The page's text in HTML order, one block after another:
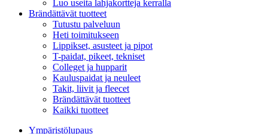
Luo useita lahjakortteja kerralla
Brändättävät tuotteet
Tutustu palveluun
Heti toimitukseen
Lippikset, asusteet ja pipot
T-paidat, pikeet, tekniset
Colleget ja hupparit
Kauluspaidat ja neuleet
Takit, liivit ja fleecet
Brändättävät tuotteet
Kaikki tuotteet
Ympäristölupaus